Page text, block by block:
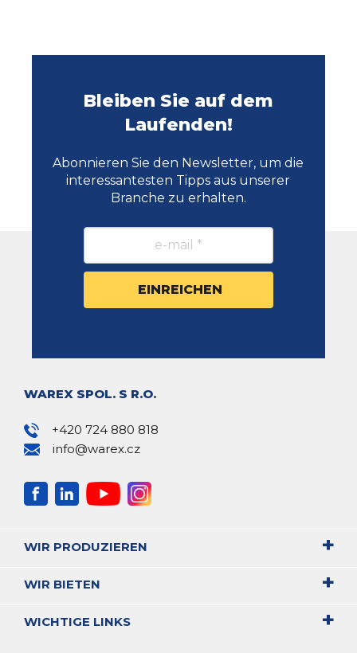
Bleiben Sie auf dem
Laufenden!
Abonnieren Sie den Newsletter, um die
interessantesten Tipps aus unserer
Branche zu erhalten.
WAREX SPOL. S R.O.
+420 724 880 818
info@warex.cz
WIR PRODUZIEREN
WIR BIETEN
WICHTIGE LINKS